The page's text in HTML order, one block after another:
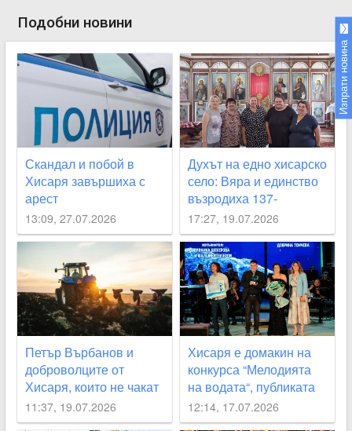
Подобни новини
Скандал и побой в
Хисаря завършиха с
арест
13:09, 27.07.2026
Духът на едно хисарско
село: Вяра и единство
възродиха 137-
годишния храм на
Черничево
17:27, 19.07.2026
Петър Върбанов и
доброволците от
Хисаря, които не чакат
институциите, а
действат
11:37, 19.07.2026
Хисаря е домакин на
конкурса “Мелодията
на водата“, публиката
влиза безплатно
12:14, 17.07.2026
Изпрати новина